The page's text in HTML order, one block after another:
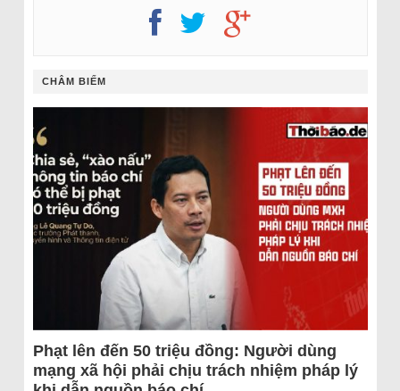
CHÂM BIẾM
Phạt lên đến 50 triệu đồng: Người dùng
mạng xã hội phải chịu trách nhiệm pháp lý